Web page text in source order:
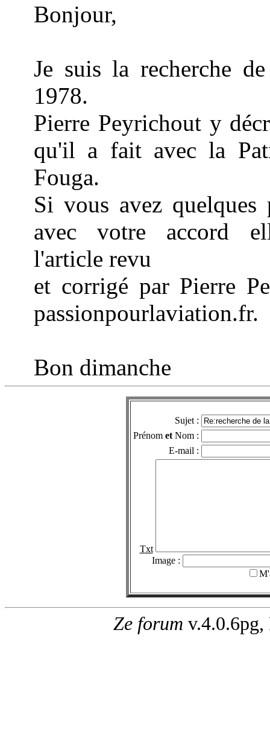
Bonjour,
Je suis la recherche
1978.
Pierre Peyrichout y
qu'il a fait avec la
Fouga.
Si vous avez
avec votre accord
l'article revu
et corrigé par Pierre
passionpourlaviation.fr.
Bon dimanche
Sujet :
Prénom et Nom :
E-mail :
Txt
Image :
Ze forum